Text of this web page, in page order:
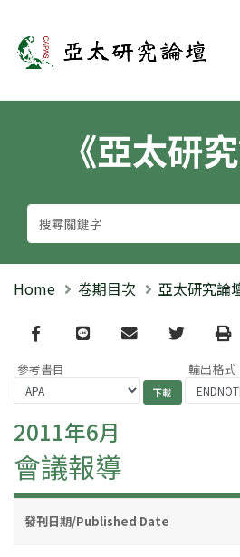
亞太研究論壇
《亞太研
Home 卷期目次 亞太研究論
Facebook
line email Twitter
參考書目 輸出格式
2011年6月
會議報導
發刊日期/Published Date